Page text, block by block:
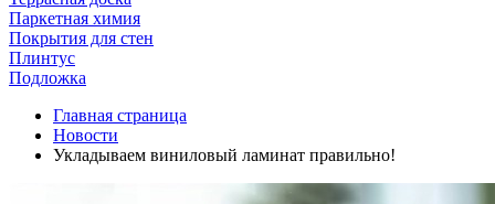
Паркетная химия
Покрытия для стен
Плинтус
Подложка
Главная страница
Новости
Укладываем виниловый ламинат правильно!